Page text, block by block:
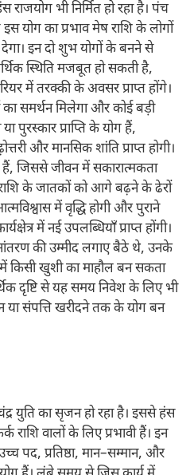
भी निर्मित हो रहा है। पंच
योग का प्रभाव मेष राशि के लोगों
इन दो शुभ योगों के बनने से
स्थिति मजबूत हो सकती है,
में तरक्की के अवसर प्राप्त होंगे।
का समर्थन मिलेगा और कोई बड़ी
पुरस्कार प्राप्ति के योग हैं,
और मानसिक शांति प्राप्त होगी।
जिससे जीवन में सकारात्मकता
के जातकों को आगे बढ़ने के ढेरों
में वृद्धि होगी और पुराने
में नई उपलब्धियाँ प्राप्त होंगी।
की उम्मीद लगाए बैठे थे, उनके
किसी खुशी का माहौल बन सकता
दृष्टि से यह समय निवेश के लिए भी
संपत्ति खरीदने तक के योग बन
युति का सृजन हो रहा है। इससे हंस
राशि वालों के लिए प्रभावी हैं। इन
पद, प्रतिष्ठा, मान–सम्मान, और